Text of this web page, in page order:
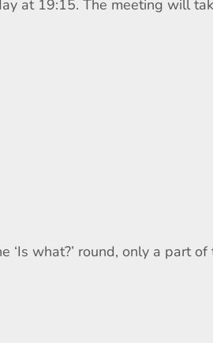
at 19:15. The meeting will
what?’ round, only a part of